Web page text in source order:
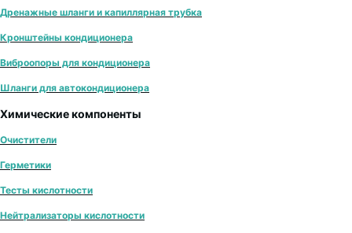
Дренажные шланги и капиллярная трубка
Кронштейны кондиционера
Виброопоры для кондиционера
Шланги для автокондиционера
Химические компоненты
Очистители
Герметики
Тесты кислотности
Нейтрализаторы кислотности